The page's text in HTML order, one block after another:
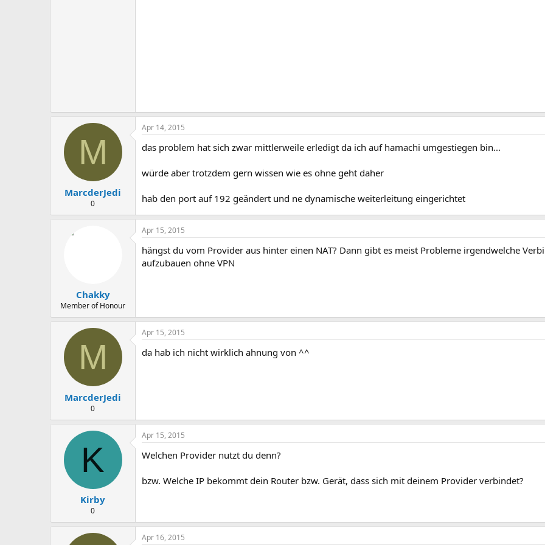
M
MarcderJedi
0
Apr 14, 2015
das problem hat sich zwar mittlerweile erledigt da ich auf hamachi umgestiegen bin...
würde aber trotzdem gern wissen wie es ohne geht daher
hab den port auf 192 geändert und ne dynamische weiterleitung eingerichtet
Chakky
Member of Honour
Apr 15, 2015
hängst du vom Provider aus hinter einen NAT? Dann gibt es meist Probleme irgendwelche
aufzubauen ohne VPN
M
MarcderJedi
0
Apr 15, 2015
da hab ich nicht wirklich ahnung von ^^
K
Kirby
0
Apr 15, 2015
Welchen Provider nutzt du denn?
bzw. Welche IP bekommt dein Router bzw. Gerät, dass sich mit deinem Provider verbindet?
Apr 16, 2015